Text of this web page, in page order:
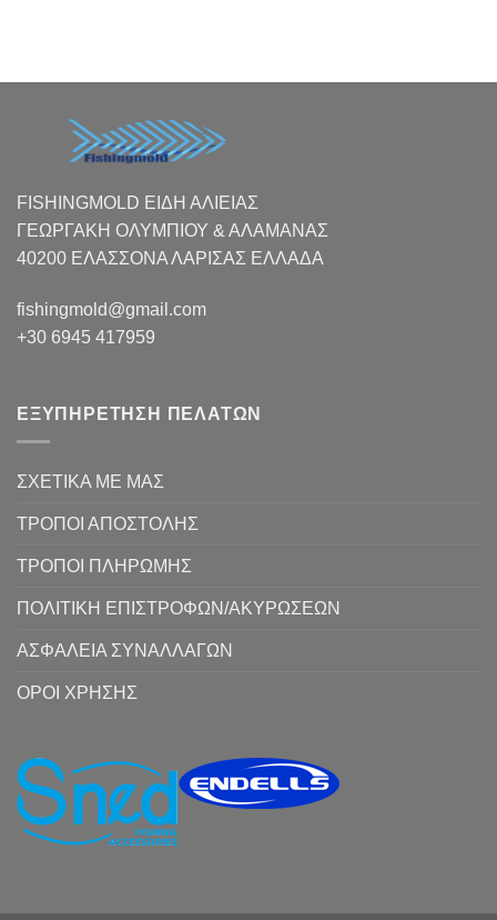
FISHINGMOLD ΕΙΔΗ ΑΛΙΕΙΑΣ
ΓΕΩΡΓΑΚΗ ΟΛΥΜΠΙΟΥ & ΑΛΑΜΑΝΑΣ
40200 ΕΛΑΣΣΟΝΑ ΛΑΡΙΣΑΣ EΛΛΑΔΑ
fishingmold@gmail.com
+30 6945 417959
ΕΞΥΠΗΡΕΤΗΣΗ ΠΕΛΑΤΩΝ
ΣΧΕΤΙΚΑ ΜΕ ΜΑΣ
ΤΡΟΠΟΙ ΑΠΟΣΤΟΛΗΣ
ΤΡΟΠΟΙ ΠΛΗΡΩΜΗΣ
ΠΟΛΙΤΙΚΗ ΕΠΙΣΤΡΟΦΩΝ/ΑΚΥΡΩΣΕΩΝ
ΑΣΦΑΛΕΙΑ ΣΥΝΑΛΛΑΓΩΝ
ΟΡΟΙ ΧΡΗΣΗΣ